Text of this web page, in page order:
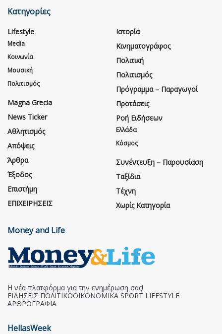
Κατηγορίες
Lifestyle
Media
Κοινωνία
Μουσική
Πολιτισμός
Magna Grecia
News Ticker
Αθλητισμός
Απόψεις
Άρθρα
Έξοδος
Επιστήμη
ΕΠΙΧΕΙΡΗΣΕΙΣ
Ιστορία
Κινηματογράφος
Πολιτική
Πολιτισμός
Πρόγραμμα – Παραγωγοί
Προτάσεις
Ροή Ειδήσεων
Ελλάδα
Κόσμος
Συνέντευξη – Παρουσίαση
Ταξίδια
Τέχνη
Χωρίς Κατηγορία
Money and Life
Η νέα πλατφόρμα για την ενημέρωση σας!
ΕΙΔΗΣΕΙΣ ΠΟΛΙΤΙΚΟΟΙΚΟΝΟΜΙΚΑ SPORT LIFESTYLE
ΑΡΘΡΟΓΡΑΦΙΑ
HellasWeek